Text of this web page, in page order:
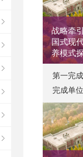
战略牵
国式现
养模式
第一完
完成单